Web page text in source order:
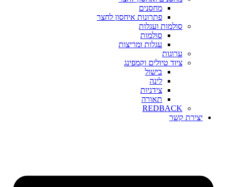
מחסנים
פתרונות איחסון לחצר
סולמות ועגלות
סולמות
עגלות ומריצות
ערוגות
ציוד טיולים וקמפינג
בישול
לינה
צידניות
תאורה
REDBACK
יצירת קשר